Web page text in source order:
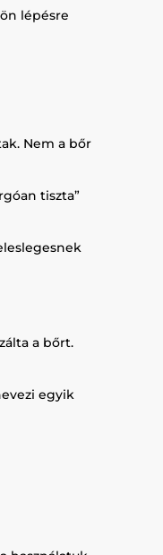
lépésre
Nem a bőr
tiszta”
a bőrt.
egyik